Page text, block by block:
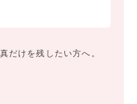
だけを残したい方へ。